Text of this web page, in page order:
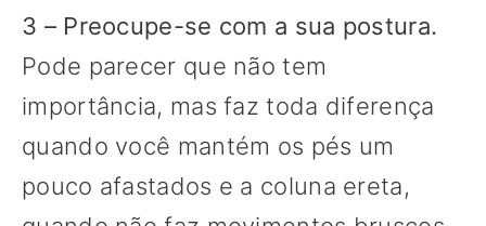
3 – Preocupe-se com a sua postura.
Pode parecer que não tem
importância, mas faz toda diferença
quando você mantém os pés um
pouco afastados e a coluna ereta,